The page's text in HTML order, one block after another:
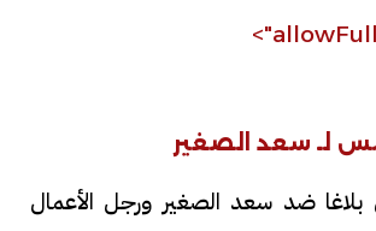
لـ سعد الصغير
ضد سعد الصغير ورجل الأعمال